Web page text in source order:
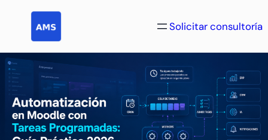
contenido
Solicitar consultoría